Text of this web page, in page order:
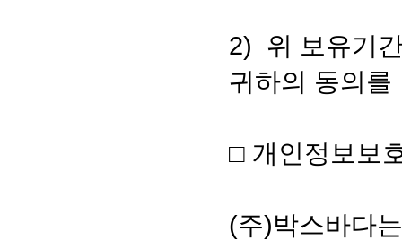
2) 위 보유기
귀하의 동의를
□ 개인정보보
(주)박스바다